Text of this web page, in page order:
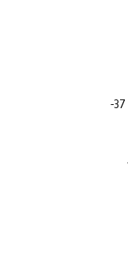
ووقع على سداسية السيتي فيل فودين بالهاتريك في الدقائق (8- 44- 73) وهاتريك آخر لإيرلنج هالاند في الدقائق (34- 37-